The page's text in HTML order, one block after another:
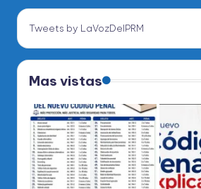
Tweets by LaVozDelPRM
Mas vistas